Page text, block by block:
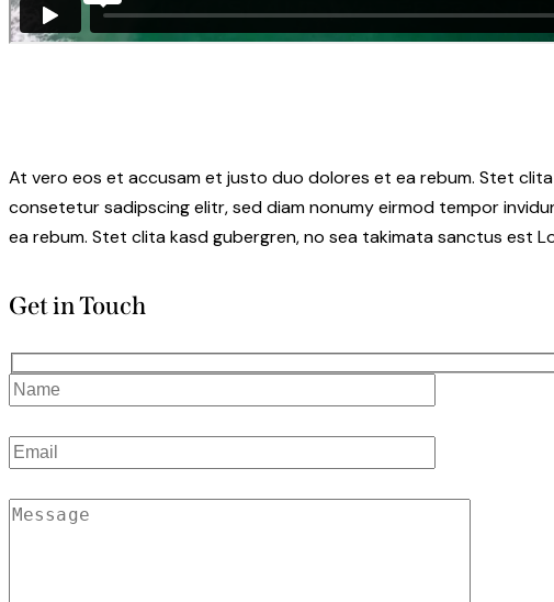
At vero eos et accusam et justo duo dolores et ea rebum. Stet
consetetur sadipscing elitr, sed diam nonumy eirmod tempor
ea rebum. Stet clita kasd gubergren, no sea takimata sanctus est
Get in Touch